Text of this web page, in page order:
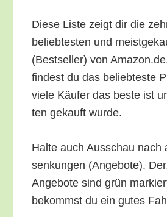
Die­se Lis­te zeigt dir die
belieb­tes­ten und
(Best­sel­ler) von
fin­dest du das belieb­tes­te
vie­le Käu­fer das bes­te ist
ten gekauft wurde.
Hal­te auch Aus­schau
sen­kun­gen (Ange­bo­te).
Ange­bo­te sind grün
bekommst du ein gutes